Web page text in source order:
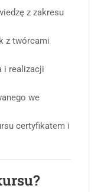
z zakresu
z twórcami
i realizacji
we
certyfikatem i